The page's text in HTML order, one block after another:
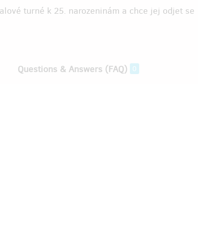
turné k 25. narozeninám a chce jej odjet se
Questions & Answers (FAQ) 0